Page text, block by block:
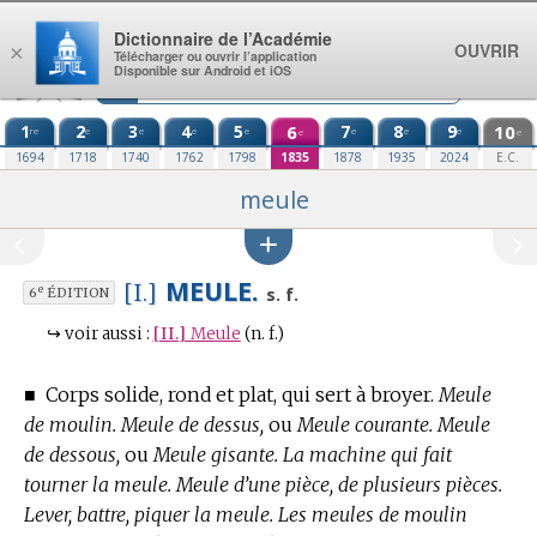
Aller au contenu
1re
1694
2e
1718
3e
1740
4e
1762
5e
1798
6e
1835
7e
1878
8e
1935
9e
2024
10e
E.C.
meule
6eÉDITION [I.] MEULE. s. f.
↪ voir aussi : [II.] Meule (n. f.)
■ Corps solide, rond et plat, qui sert à broyer. Meule
de moulin. Meule de dessus, ou Meule courante. Meule
de dessous, ou Meule gisante. La machine qui fait
tourner la meule. Meule d’une pièce, de plusieurs pièces.
Lever, battre, piquer la meule. Les meules de moulin
×
Dictionnaire de l’Académie
Télécharger ou ouvrir l’application
Disponible sur Android et iOS
OUVRIR